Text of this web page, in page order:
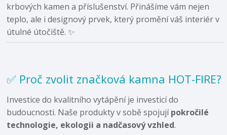
krbových kamen a příslušenství. Přinášíme vám nejen
teplo, ale i designový prvek, který promění váš interiér v
útulné útočiště. ✨
✅ Proč zvolit značková kamna HOT-FIRE?
Investice do kvalitního vytápění je investicí do
budoucnosti. Naše produkty v sobě spojujípokročilé
technologie, ekologii a nadčasový vzhled.